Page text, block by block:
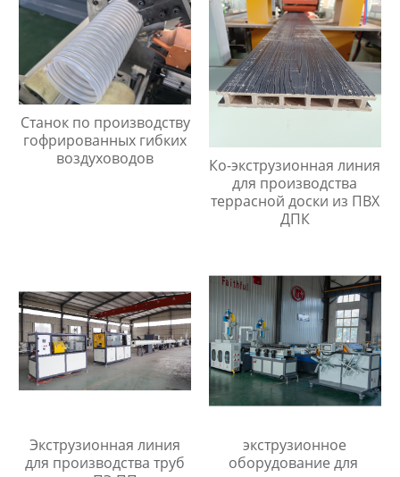
Станок по производству
гофрированных гибких
воздуховодов
Ко-экструзионная линия
для производства
террасной доски из ПВХ
ДПК
Экструзионная линия
для производства труб
экструзионное
оборудование для